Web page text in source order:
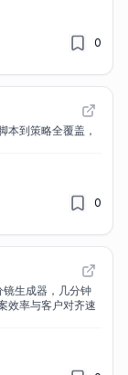
0
到策略全覆盖，
0
生成器，几分钟
效率与客户对齐速